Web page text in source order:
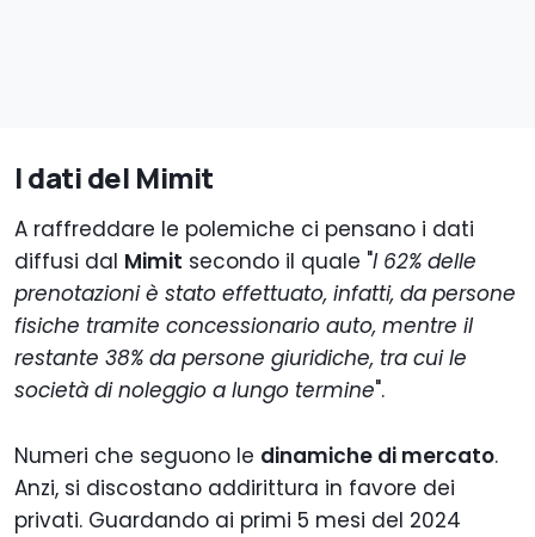
I dati del Mimit
A raffreddare le polemiche ci pensano i dati
diffusi dal Mimit secondo il quale "l 62% delle
prenotazioni è stato effettuato, infatti, da persone
fisiche tramite concessionario auto, mentre il
restante 38% da persone giuridiche, tra cui le
società di noleggio a lungo termine".
Numeri che seguono le dinamiche di mercato.
Anzi, si discostano addirittura in favore dei
privati. Guardando ai primi 5 mesi del 2024